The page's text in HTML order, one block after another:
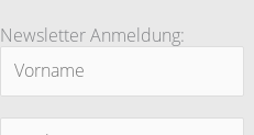
Newsletter Anmeldung: